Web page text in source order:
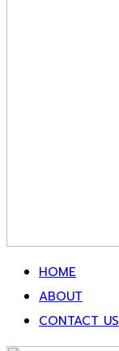
HOME
ABOUT
CONTACT US